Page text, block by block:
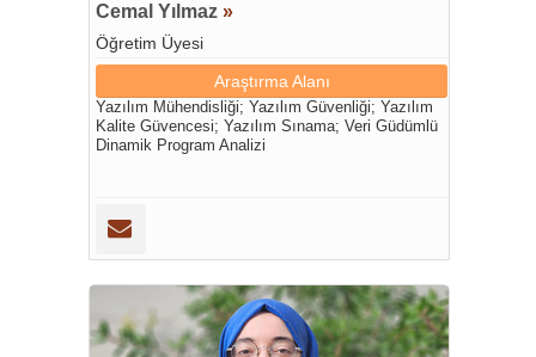
Cemal Yılmaz »
Öğretim Üyesi
Araştırma Alanı
Yazılım Mühendisliği; Yazılım Güvenliği; Yazılım
Kalite Güvencesi; Yazılım Sınama; Veri Güdümlü
Dinamik Program Analizi